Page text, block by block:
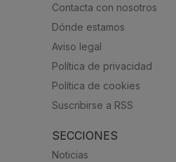
Contacta con nosotros
Dónde estamos
Aviso legal
Política de privacidad
Política de cookies
Suscribirse a RSS
SECCIONES
Noticias